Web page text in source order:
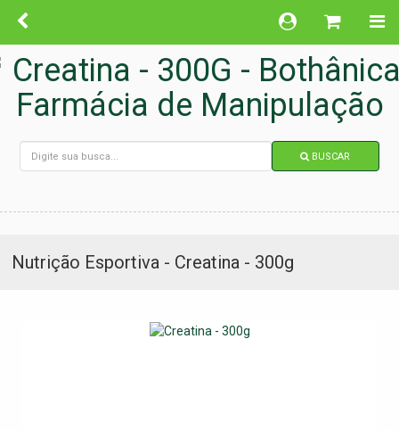
BUSCAR
Nutrição Esportiva - Creatina - 300g